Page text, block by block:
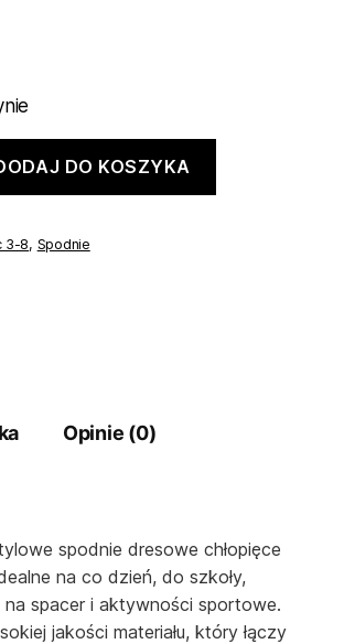
DO KOSZYKA
3-8, Spodnie
Opinie (0)
spodnie dresowe chłopięce
na co dzień, do szkoły,
na spacer i aktywności sportowe.
jakości materiału, który łączy